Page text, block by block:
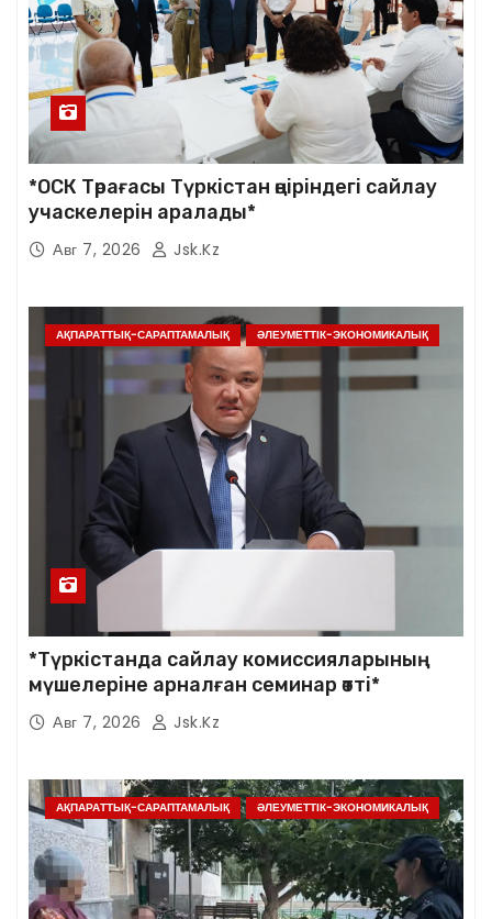
*ОСК Төрағасы Түркістан өңіріндегі сайлау
учаскелерін аралады*
Авг 7, 2026 Jsk.kz
АҚПАРАТТЫҚ-САРАПТАМАЛЫҚ ӘЛЕУМЕТТІК-ЭКОНОМИКАЛЫҚ
*Түркістанда сайлау комиссияларының
мүшелеріне арналған семинар өтті*
Авг 7, 2026 Jsk.kz
АҚПАРАТТЫҚ-САРАПТАМАЛЫҚ ӘЛЕУМЕТТІК-ЭКОНОМИКАЛЫҚ